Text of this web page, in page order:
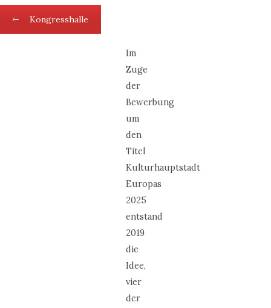
Kongresshalle
Im
Zuge
der
Bewerbung
um
den
Titel
Kulturhauptstadt
Europas
2025
entstand
2019
die
Idee,
vier
der